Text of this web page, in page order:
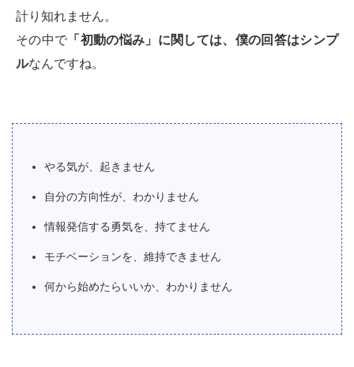
計り知れません。
その中で 「初動の悩み」に関しては、僕の回答はシンプ
ルなんですね。
やる気が、起きません
自分の方向性が、わかりません
情報発信する勇気を、持てません
モチベーションを、維持できません
何から始めたらいいか、わかりません